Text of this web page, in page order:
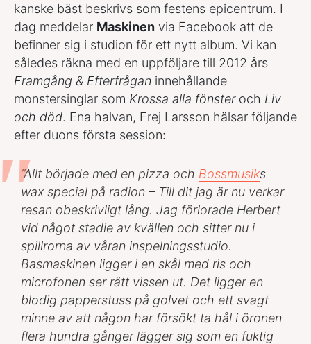
kanske bäst beskrivs som festens epicentrum. I
dag meddelar Maskinen via Facebook att de
befinner sig i studion för ett nytt album. Vi kan
således räkna med en uppföljare till 2012 års
Framgång & Efterfrågan innehållande
monstersinglar som Krossa alla fönsteroch Liv
och död. Ena halvan, Frej Larsson hälsar följande
efter duons första session:
”Allt började med en pizza och Bossmusiks
wax special på radion – Till dit jag är nu verkar
resan obeskrivligt lång. Jag förlorade Herbert
vid något stadie av kvällen och sitter nu i
spillrorna av våran inspelningsstudio.
Basmaskinen ligger i en skål med ris och
microfonen ser rätt vissen ut. Det ligger en
blodig papperstuss på golvet och ett svagt
minne av att någon har försökt ta hål i öronen
flera hundra gånger lägger sig som en fuktig